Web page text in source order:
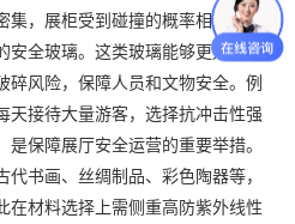
集，展柜受到碰撞的概率相对较
安全玻璃。这类玻璃能够更好地应
碎风险，保障人员和文物安全。例
天接待大量游客，选择抗冲击性强
保障展厅安全运营的重要举措。
书画、丝绸制品、彩色陶器等，
在材料选择上需侧重高防紫外线性